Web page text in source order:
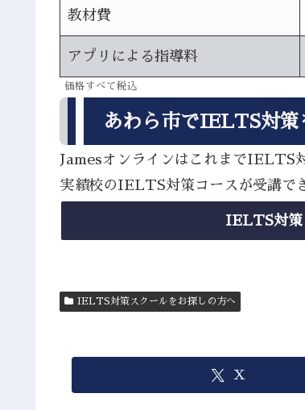
教材費
アプリによる指導料
価格すべて税込
あわら市でIELTS対策
JamesオンラインはこれまでIELTS
実績校のIELTS対策コースが受講で
IELTS対策
IELTS対策スクールをお探しの方へ
X